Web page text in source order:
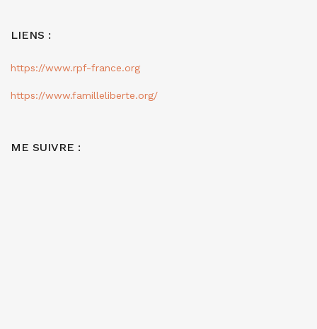
LIENS :
https://www.rpf-france.org
https://www.familleliberte.org/
ME SUIVRE :